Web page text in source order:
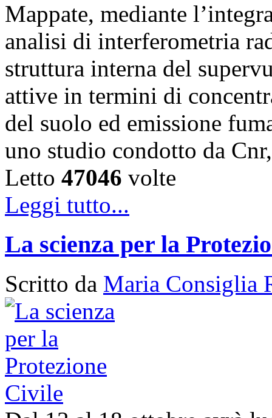
Mappate, mediante
analisi di interferometria
struttura interna del
attive in termini di
del suolo ed emissione
uno studio condotto da
Letto 47046 volte
Leggi tutto...
La scienza per la
Scritto da Maria Consiglia